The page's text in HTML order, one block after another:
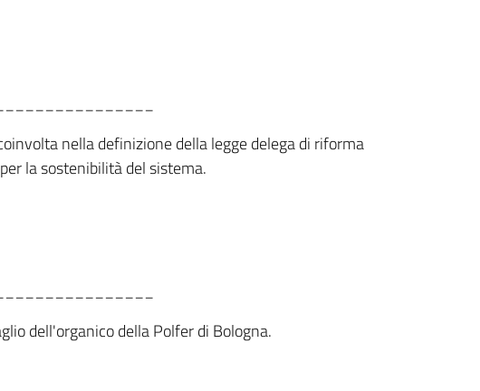
nella definizione della legge delega di riforma
la sostenibilità del sistema.
dell'organico della Polfer di Bologna.